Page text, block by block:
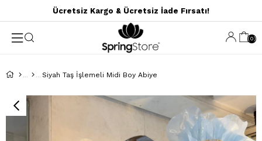
Ücretsiz Kargo & Ücretsiz İade Fırsatı!
0
Siyah Taş İşlemeli Midi Boy Abiye